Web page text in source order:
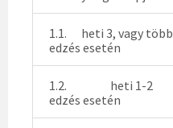
1.1. heti 3, vagy több
edzés esetén
1.2. heti 1-2
edzés esetén